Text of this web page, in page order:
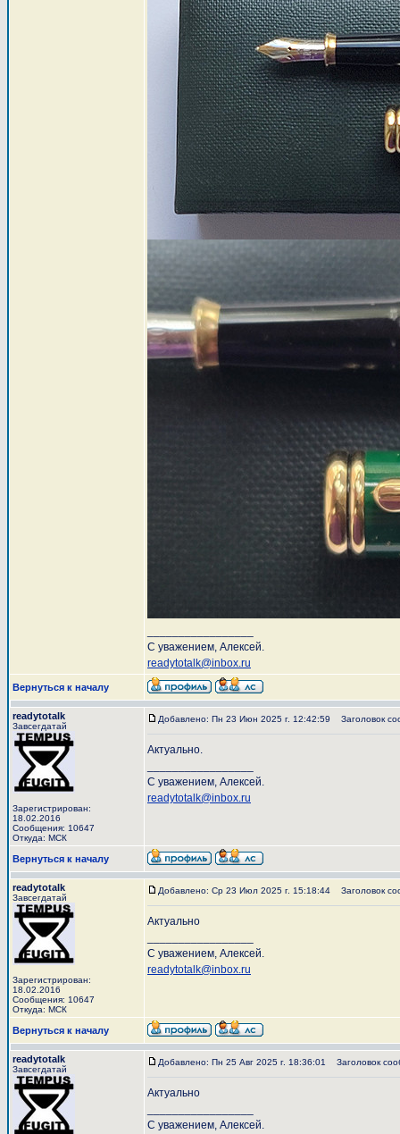
С уважением, Алексей.
readytotalk@inbox.ru
Вернуться к началу
readytotalk
Завсегдатай
Зарегистрирован:
18.02.2016
Сообщения: 10647
Откуда: МСК
Добавлено: Пн 23 Июн 2025 г. 12:42:59 Заголовок
Актуально.
С уважением, Алексей.
readytotalk@inbox.ru
Вернуться к началу
readytotalk
Завсегдатай
Зарегистрирован:
18.02.2016
Сообщения: 10647
Откуда: МСК
Добавлено: Ср 23 Июл 2025 г. 15:18:44 Заголовок
Актуально
С уважением, Алексей.
readytotalk@inbox.ru
Вернуться к началу
readytotalk
Завсегдатай
Добавлено: Пн 25 Авг 2025 г. 18:36:01 Заголовок
Актуально
С уважением, Алексей.